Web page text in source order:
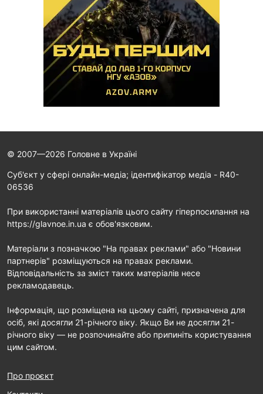
© 2007—2026 Головне в Україні
Cуб'єкт у сфері онлайн-медіа; ідентифікатор медіа - R40-
06536
При використанні матеріалів цього сайту гіперпосилання на
https://glavnoe.in.ua є обов'язковим.
Матеріали з позначкою "На правах реклами" або "Новини
партнерів" розміщуються на правах реклами.
Відповідальність за зміст таких матеріалів несе
рекламодавець.
Інформація, що розміщена на цьому сайті, призначена для
осіб, які досягли 21-річного віку. Якщо Ви не досягли 21-
річного віку — не розпочинайте або припиніть користування
цим сайтом.
Про проєкт